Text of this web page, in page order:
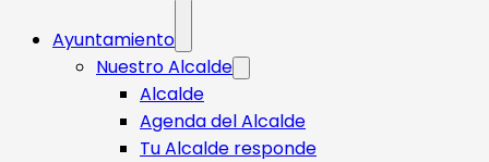
Ayuntamiento
Nuestro Alcalde
Alcalde
Agenda del Alcalde
Tu Alcalde responde​